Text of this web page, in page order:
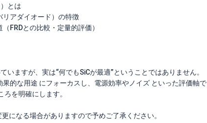
とは
リアダイオード）の特徴
FRDとの比較・定量的評価）
いますが、実は“何でもSiCが最適”ということではありません。
的な用途 にフォーカスし、電源効率やノイズ といった評価軸で
ろを明確にします。
になる場合がありますので予めご了承ください。